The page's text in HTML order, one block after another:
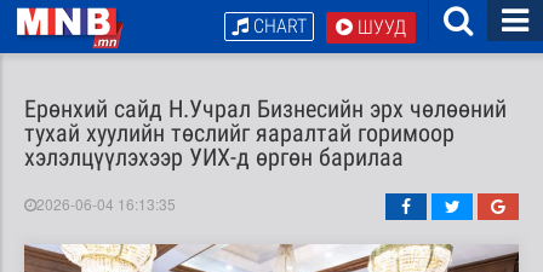
ШУУД
CHART
Ерөнхий сайд Н.Учрал Бизнесийн эрх чөлөөний
тухай хуулийн төслийг яаралтай горимоор
хэлэлцүүлэхээр УИХ-д өргөн барилаа
2026-06-04 16:13:35